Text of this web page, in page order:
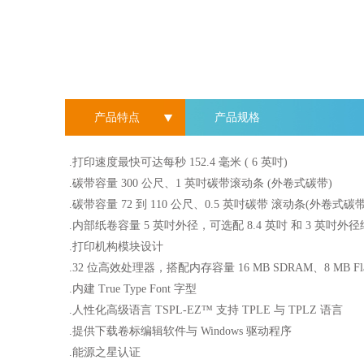
产品特点 产品规格
.打印速度最快可达每秒 152.4 毫米 ( 6 英吋)
.碳带容量 300 公尺、1 英吋碳带滚动条 (外卷式碳带)
.碳带容量 72 到 110 公尺、0.5 英吋碳带 滚动条(外卷式碳
.内部纸卷容量 5 英吋外径，可选配 8.4 英吋 和 3 英吋外径
.打印机构模块设计
.32 位高效处理器，搭配内存容量 16 MB SDRAM、8 MB
.内建 True Type Font 字型
.人性化高级语言 TSPL-EZ™ 支持 TPLE 与 TPLZ 语言
.提供下载卷标编辑软件与 Windows 驱动程序
.能源之星认证